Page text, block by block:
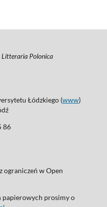
Litteraria Polonica
Łódzkiego (www)
86
ograniczeń w Open
papierowych prosimy o